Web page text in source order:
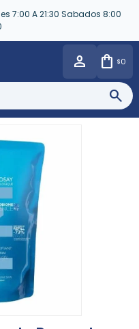
7:00 A 21:30 Sabados 8:00
$0